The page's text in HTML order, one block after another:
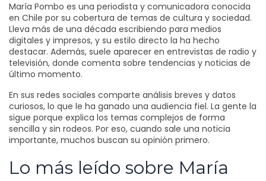
María Pombo es una periodista y comunicadora conocida
en Chile por su cobertura de temas de cultura y sociedad.
Lleva más de una década escribiendo para medios
digitales y impresos, y su estilo directo la ha hecho
destacar. Además, suele aparecer en entrevistas de radio y
televisión, donde comenta sobre tendencias y noticias de
último momento.
En sus redes sociales comparte análisis breves y datos
curiosos, lo que le ha ganado una audiencia fiel. La gente la
sigue porque explica los temas complejos de forma
sencilla y sin rodeos. Por eso, cuando sale una noticia
importante, muchos buscan su opinión primero.
Lo más leído sobre María